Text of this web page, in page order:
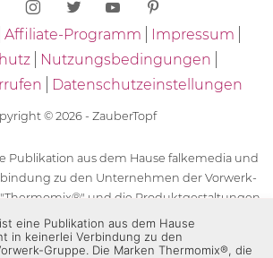
Affiliate-Programm
Impressum
Nutzungsbedingungen
Datenschutzeinstellungen
© 2026 - ZauberTopf
Publikation aus dem Hause falkemedia und
zu den Unternehmen der Vorwerk-
und die Produktgestaltungen
eingetragene Marken der Unternehmen
Die Marken Thermomix®, die Zeichen TM5®,
eine Publikation aus dem Hause
in keinerlei Verbindung zu den
Gruppe. Die Marken Thermomix®, die